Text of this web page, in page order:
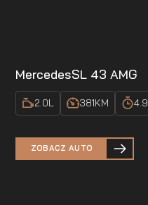
MercedesSL 43 AMG
2.0L 381KM 4.9
ZOBACZ AUTO